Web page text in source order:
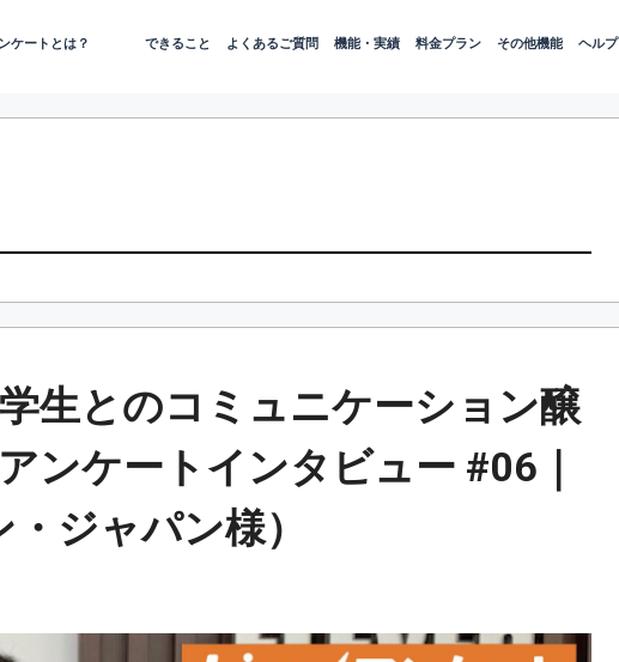
ケートとは？ できること よくあるご質問 機能・実績 料金プラン その他機能 ヘルプ
生とのコミュニケーション醸
ンケートインタビュー #06｜
ジャパン様）